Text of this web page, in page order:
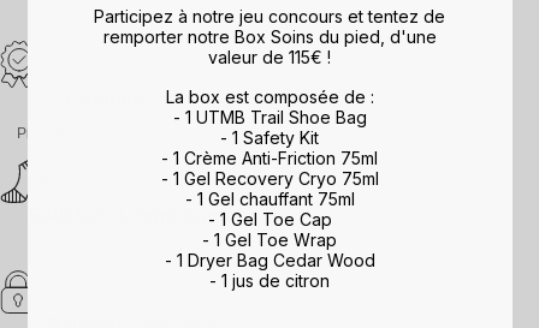
Garantie 2 ans
Produits garantis contre les défauts
Satisfait ou remboursé
Participez à notre jeu concours et tentez de
remporter notre Box Soins du pied, d'une
valeur de 115€ !
La box est composée de :
- 1 UTMB Trail Shoe Bag
- 1 Safety Kit
- 1 Crème Anti-Friction 75ml
- 1 Gel Recovery Cryo 75ml
- 1 Gel chauffant 75ml
- 1 Gel Toe Cap
- 1 Gel Toe Wrap
- 1 Dryer Bag Cedar Wood
- 1 jus de citron